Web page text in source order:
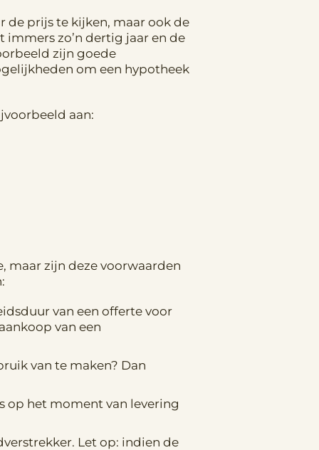
de prijs te kijken, maar ook de
zo’n dertig jaar en de
zijn goede
om een hypotheek
aan:
maar zijn deze voorwaarden
van een offerte voor
van een
van te maken? Dan
op het moment van levering
Let op: indien de